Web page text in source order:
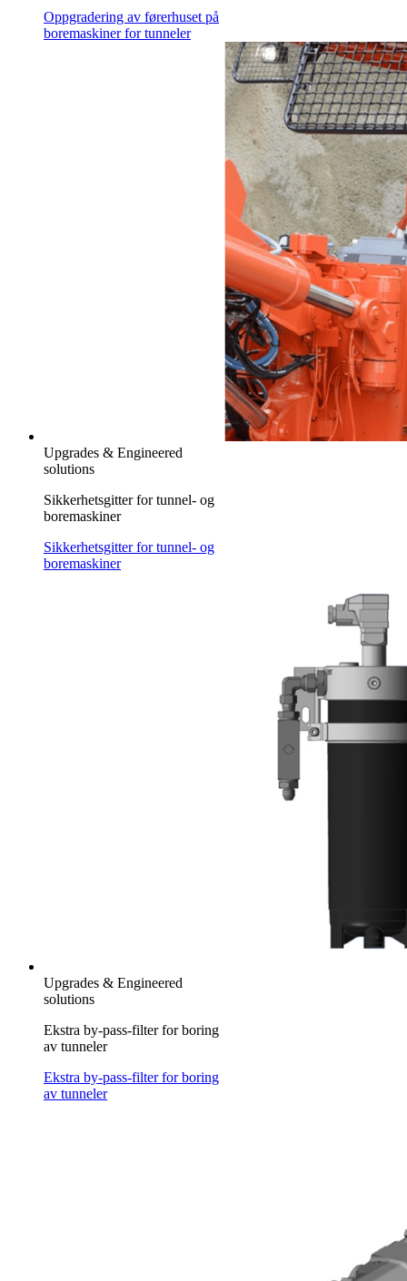
Oppgradering av førerhuset på
boremaskiner for tunneler
Upgrades & Engineered
solutions
Sikkerhetsgitter for tunnel- og
boremaskiner
Sikkerhetsgitter for tunnel- og
boremaskiner
Upgrades & Engineered
solutions
Ekstra by-pass-filter for boring
av tunneler
Ekstra by-pass-filter for boring
av tunneler